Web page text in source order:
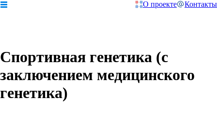
О проекте Контакты
Спортивная генетика (с
заключением медицинского
генетика)